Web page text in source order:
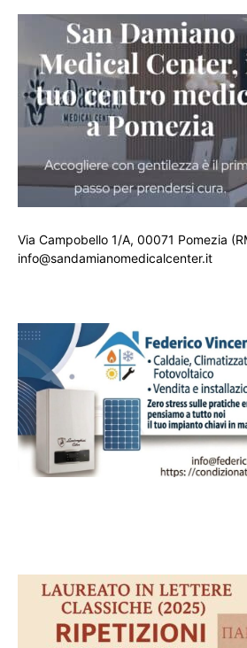
Via Campobello 1/A, 00071 Pomezia
info@sandamianomedicalcenter.it